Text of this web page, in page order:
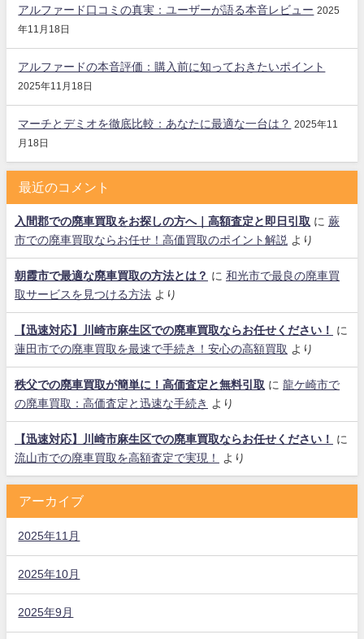
アルファード口コミの真実：ユーザーが語る本音レビュー 2025
年11月18日
アルファードの本音評価：購入前に知っておきたいポイント
2025年11月18日
マーチとデミオを徹底比較：あなたに最適な一台は？
2025年11
月18日
最近のコメント
入間郡での廃車買取をお探しの方へ｜高額査定と即日引取 に 蕨
市での廃車買取ならお任せ！高価買取のポイント解説 より
朝霞市で最適な廃車買取の方法とは？ に 和光市で最良の廃車買
取サービスを見つける方法 より
【迅速対応】川崎市麻生区での廃車買取ならお任せください！
に
蓮田市での廃車買取を最速で手続き！安心の高額買取 より
秩父での廃車買取が簡単に！高価査定と無料引取 に 龍ケ崎市で
の廃車買取：高価査定と迅速な手続き
より
【迅速対応】川崎市麻生区での廃車買取ならお任せください！
に
流山市での廃車買取を高額査定で実現！
より
アーカイブ
2025年11月
2025年10月
2025年9月